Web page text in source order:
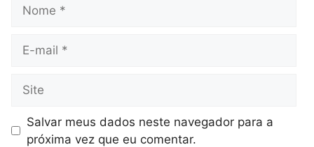
mail
Salvar meus dados neste navegador para a
próxima vez que eu comentar.